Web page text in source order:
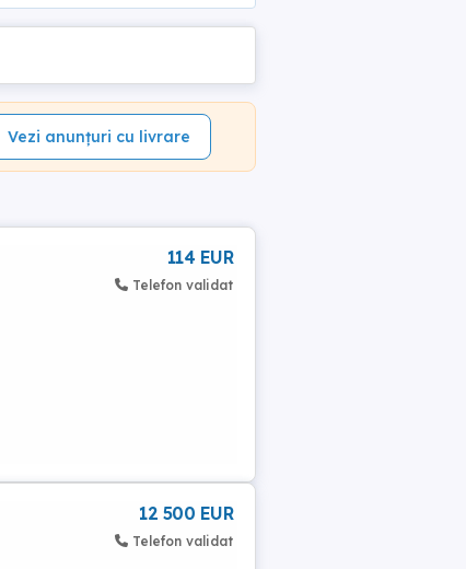
Vezi anunțuri cu livrare
114 EUR
Telefon validat
12 500 EUR
Telefon validat